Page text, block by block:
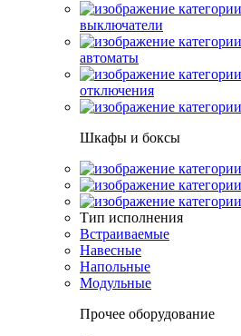
выключатели
автоматы
отключения
Шкафы и боксы
Тип исполнения
Встраиваемые
Навесные
Напольные
Модульные
Прочее оборудование